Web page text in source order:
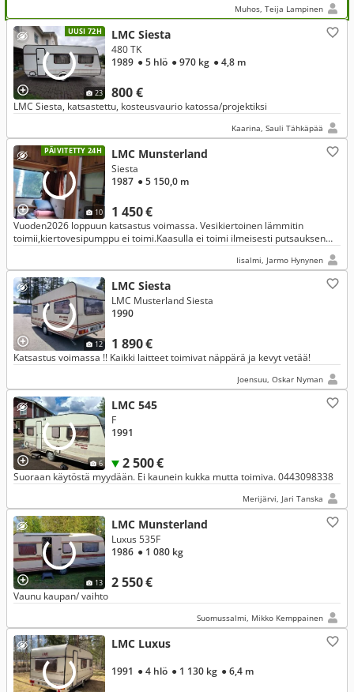
Muhos, Teija Lampinen
UUSI 72H
23
LMC Siesta
800 €
480 TK
1989 ● 5 hlö ● 970 kg ● 4,8 m
LMC Siesta, katsastettu, kosteusvaurio katossa/projektiksi
Kaarina, Sauli Tähkäpää
PÄIVITETTY 24H
10
LMC Munsterland
1 450 €
Siesta
1987 ● 5 150,0 m
Vuoden2026 loppuun katsastus voimassa. Vesikiertoinen lämmitin
toimii,kiertovesipumppu ei toimi.Kaasulla ei toimi ilmeisesti putsauksen
Iisalmi, Jarmo Hynynen
12
LMC Siesta
1 890 €
LMC Musterland Siesta
1990
Katsastus voimassa !! Kaikki laitteet toimivat näppärä ja kevyt vetää!
Joensuu, Oskar Nyman
6
LMC 545
2 500 €
F
1991
Suoraan käytöstä myydään. Ei kaunein kukka mutta toimiva. 0443098338
Merijärvi, Jari Tanska
13
LMC Munsterland
2 550 €
Luxus 535F
1986 ● 1 080 kg
Vaunu kaupan/ vaihto
Suomussalmi, Mikko Kemppainen
LMC Luxus
1991 ● 4 hlö ● 1 130 kg ● 6,4 m